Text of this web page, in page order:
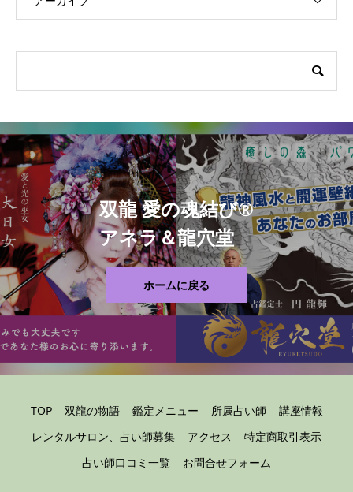
双龍 愛の魂結び®
アネラ＆龍穴堂
ホームに戻る
TOP 双龍の物語 鑑定メニュー 所属占い師
講座情報
レンタルサロン、占い師募集
アクセス
特定商取引表示
占い師口コミ一覧
お問合せフォーム